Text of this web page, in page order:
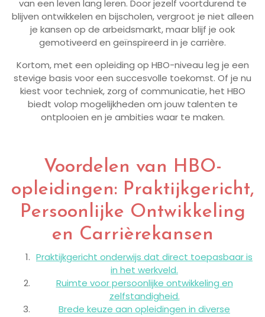
van een leven lang leren. Door jezelf voortdurend te
blijven ontwikkelen en bijscholen, vergroot je niet alleen
je kansen op de arbeidsmarkt, maar blijf je ook
gemotiveerd en geïnspireerd in je carrière.
Kortom, met een opleiding op HBO-niveau leg je een
stevige basis voor een succesvolle toekomst. Of je nu
kiest voor techniek, zorg of communicatie, het HBO
biedt volop mogelijkheden om jouw talenten te
ontplooien en je ambities waar te maken.
Voordelen van HBO-
opleidingen: Praktijkgericht,
Persoonlijke Ontwikkeling
en Carrièrekansen
Praktijkgericht onderwijs dat direct toepasbaar is
in het werkveld.
Ruimte voor persoonlijke ontwikkeling en
zelfstandigheid.
Brede keuze aan opleidingen in diverse